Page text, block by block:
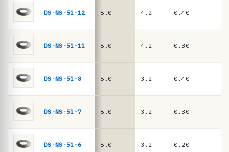
n
i
m
DIN
16983
DS-NS-51-12 8.0 4.2 0.40 —
DS-NS-51-11 8.0 4.2 0.30 —
DS-NS-51-8 8.0 3.2 0.40 —
DS-NS-51-7 8.0 3.2 0.30 —
DS-NS-51-6 8.0 3.2 0.20 —